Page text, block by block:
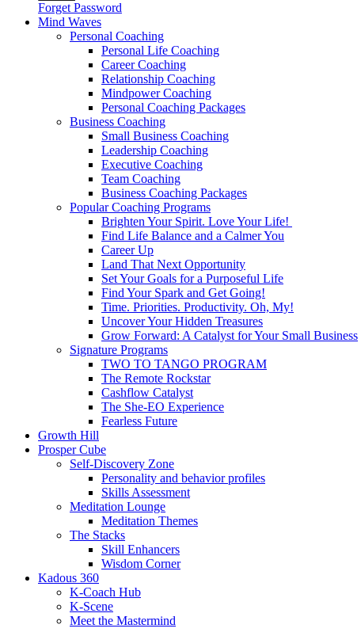
Forget Password
Mind Waves
Personal Coaching
Personal Life Coaching
Career Coaching
Relationship Coaching
Mindpower Coaching
Personal Coaching Packages
Business Coaching
Small Business Coaching
Leadership Coaching
Executive Coaching
Team Coaching
Business Coaching Packages
Popular Coaching Programs
Brighten Your Spirit. Love Your Life!
Find Life Balance and a Calmer You
Career Up
Land That Next Opportunity
Set Your Goals for a Purposeful Life
Find Your Spark and Get Going!
Time. Priorities. Productivity. Oh, My!
Uncover Your Hidden Treasures
Grow Forward: A Catalyst for Your Small Business
Signature Programs
TWO TO TANGO PROGRAM
The Remote Rockstar
Cashflow Catalyst
The She-EO Experience
Fearless Future
Growth Hill
Prosper Cube
Self-Discovery Zone
Personality and behavior profiles
Skills Assessment
Meditation Lounge
Meditation Themes
The Stacks
Skill Enhancers
Wisdom Corner
Kadous 360
K-Coach Hub
K-Scene
Meet the Mastermind